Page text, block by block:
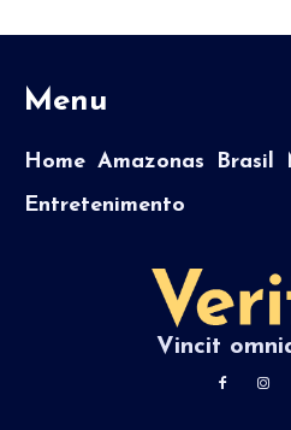
Menu
Home Amazonas Brasil
Entretenimento
Vincit